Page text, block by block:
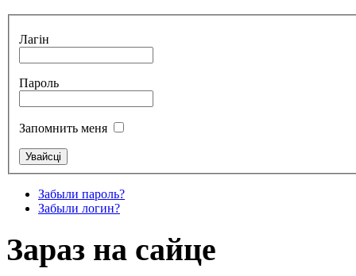
Лагін
Пароль
Запомнить меня
Забыли пароль?
Забыли логин?
Зараз на сайце